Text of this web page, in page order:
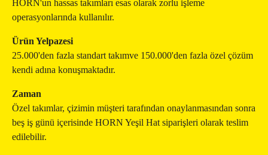
HORN'un hassas takımları esas olarak zorlu işleme
operasyonlarında kullanılır.
Ürün Yelpazesi
25.000'den fazla standart takımve 150.000'den fazla özel çözüm
kendi adına konuşmaktadır.
Zaman
Özel takımlar, çizimin müşteri tarafından onaylanmasından sonra
beş iş günü içerisinde HORN Yeşil Hat siparişleri olarak teslim
edilebilir.